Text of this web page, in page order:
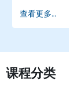
查看更多...
课程分类